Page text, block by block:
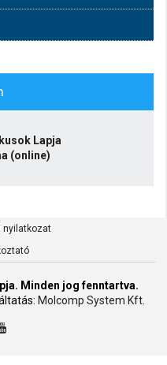
Lapja
(online)
nyilatkozat
Minden jog fenntartva.
Molcomp System Kft.